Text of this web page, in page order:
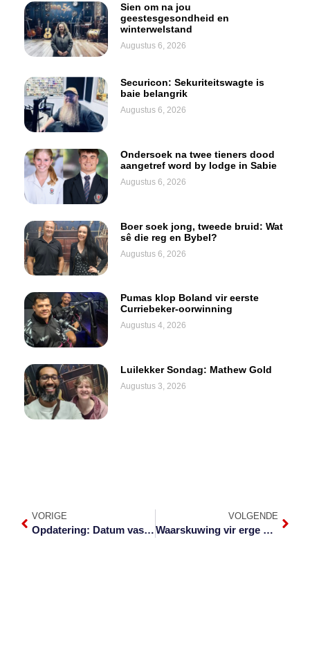
Sien om na jou
geestesgesondheid en
winterwelstand
Augustus 6, 2026
Securicon: Sekuriteitswagte is
baie belangrik
Augustus 6, 2026
Ondersoek na twee tieners dood
aangetref word by lodge in Sabie
Augustus 6, 2026
Boer soek jong, tweede bruid: Wat
sê die reg en Bybel?
Augustus 6, 2026
Pumas klop Boland vir eerste
Curriebeker-oorwinning
Augustus 4, 2026
Luilekker Sondag: Mathew Gold
Augustus 3, 2026
VORIGE
Opdatering: Datum vasgestel vir Hillary Gardee-moordverhoor
VOLGENDE
Waarskuwing vir erge donderstorms oor die Laeveld vandag